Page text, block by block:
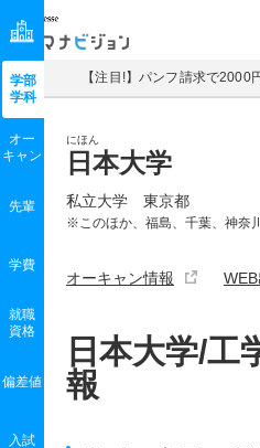
マナビジョン
【注目!】パンフ請求で2000
にほん
日本大学
私立大学 東京都
※このほか、福島、千葉、神奈
オーキャン情報
学部
学科
オー
キャン
先輩
学費
就職
資格
偏差値
入試
日本大学/工
報